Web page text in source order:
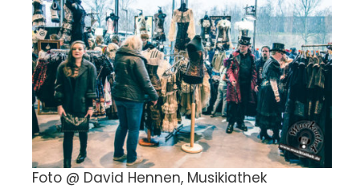
Foto @ David Hennen, Musikiathek